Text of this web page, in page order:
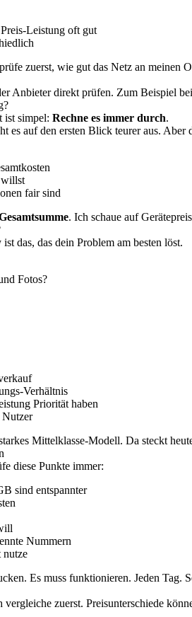
Leistung oft gut
zuerst, wie gut das Netz an meinen
Anbieter direkt prüfen. Zum Beispiel
ist simpel: Rechne es immer durch.
auf den ersten Blick teurer aus.
willst
fair sind
. Ich schaue auf
das, das dein Problem am besten löst.
Fotos?
Verhältnis
Priorität haben
Nutzer
Mittelklasse-Modell. Da steckt
diese Punkte immer:
sind entspannter
Nummern
nutze
Es muss funktionieren. Jeden Tag.
zuerst. Preisunterschiede